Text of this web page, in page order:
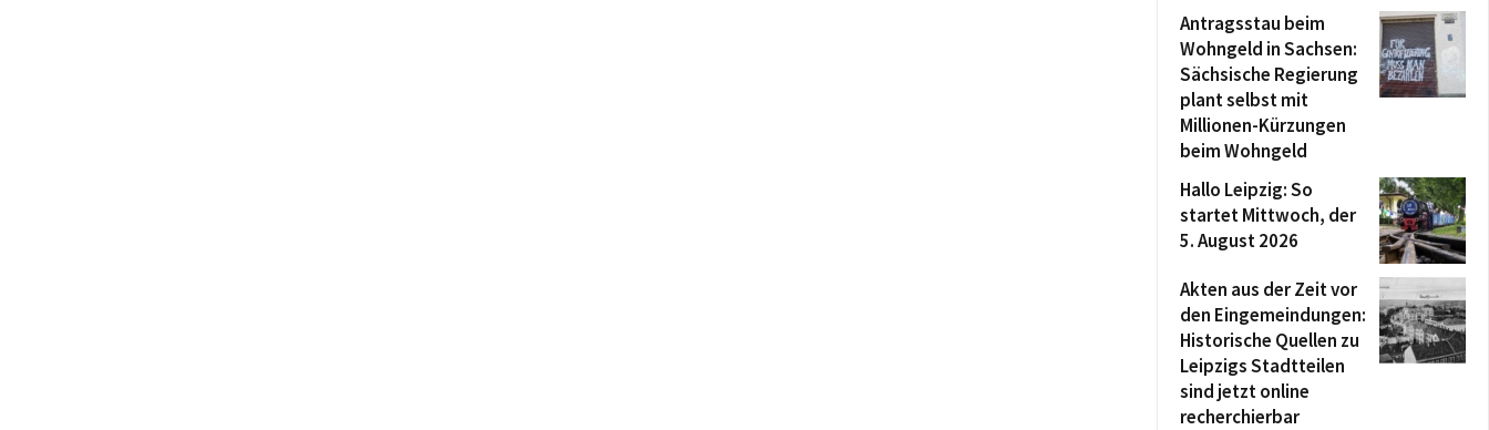
Antragsstau beim
Wohngeld in Sachsen:
Sächsische Regierung
plant selbst mit
Millionen-Kürzungen
beim Wohngeld
Hallo Leipzig: So
startet Mittwoch, der
5. August 2026
Akten aus der Zeit vor
den Eingemeindungen:
Historische Quellen zu
Leipzigs Stadtteilen
sind jetzt online
recherchierbar